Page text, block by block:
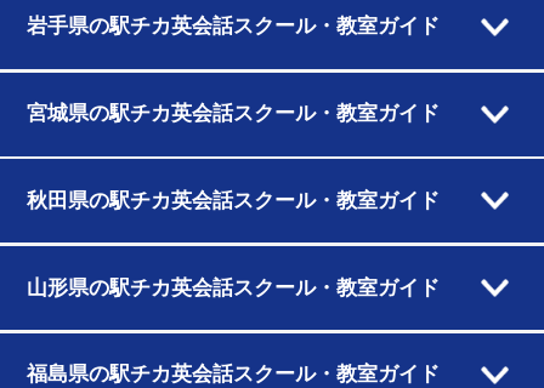
岩手県の駅チカ英会話スクール・教室ガイド
宮城県の駅チカ英会話スクール・教室ガイド
秋田県の駅チカ英会話スクール・教室ガイド
山形県の駅チカ英会話スクール・教室ガイド
福島県の駅チカ英会話スクール・教室ガイド